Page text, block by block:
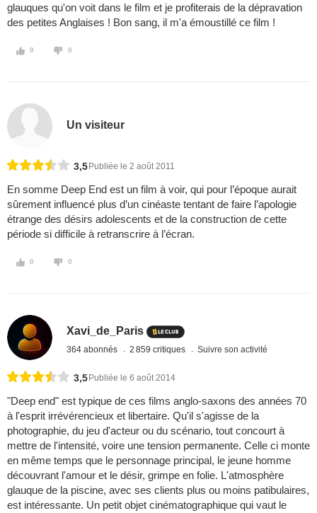
glauques qu'on voit dans le film et je profiterais de la dépravation
des petites Anglaises ! Bon sang, il m'a émoustillé ce film !
0 0
Un visiteur
3,5 Publiée le 2 août 2011
En somme Deep End est un film à voir, qui pour l’époque aurait
sûrement influencé plus d’un cinéaste tentant de faire l’apologie
étrange des désirs adolescents et de la construction de cette
période si difficile à retranscrire à l’écran.
0 0
Xavi_de_Paris
364 abonnés 2 859 critiques Suivre son activité
3,5 Publiée le 6 août 2014
"Deep end" est typique de ces films anglo-saxons des années 70
à l'esprit irrévérencieux et libertaire. Qu'il s'agisse de la
photographie, du jeu d'acteur ou du scénario, tout concourt à
mettre de l'intensité, voire une tension permanente. Celle ci monte
en même temps que le personnage principal, le jeune homme
découvrant l'amour et le désir, grimpe en folie. L'atmosphère
glauque de la piscine, avec ses clients plus ou moins patibulaires,
est intéressante. Un petit objet cinématographique qui vaut le